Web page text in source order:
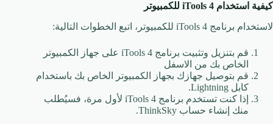
كيفية استخدام iTools 4
للكمبيوتر
لاستخدام برنامج iTools 4 للكمبيوتر، اتبع الخطوات التالية:
قم بتنزيل وتثبيت برنامج iTools 4 على جهاز الكمبيوتر
الخاص بك من الاسفل
قم بتوصيل جهازك بجهاز الكمبيوتر الخاص بك باستخدام
كابل Lightning.
إذا كنت تستخدم برنامج iTools 4 لأول مرة، فسيُطلب
منك إنشاء حساب ThinkSky.